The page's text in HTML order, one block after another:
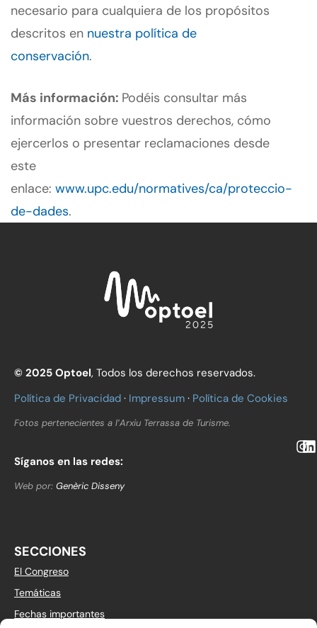
necesario para cualquiera de los propósitos
descritos en nuestra política de
conservación.
Más información: Podéis consultar más
información sobre vuestros derechos, cómo
ejercerlos o presentar reclamaciones desde
este
enlace: www.upc.edu/normatives/ca/proteccio-
de-dades.
© 2025 Optoel, Todos los derechos reservados.
Política de Privacidad · Impressum · Política de Cookies
Fotos pertenecientes a l’Arxiu Terrassa de Turisme.
Síganos en las redes:
Web por: Genèric Disseny
SECCIONES
El Congreso
Temáticas
Fechas importantes